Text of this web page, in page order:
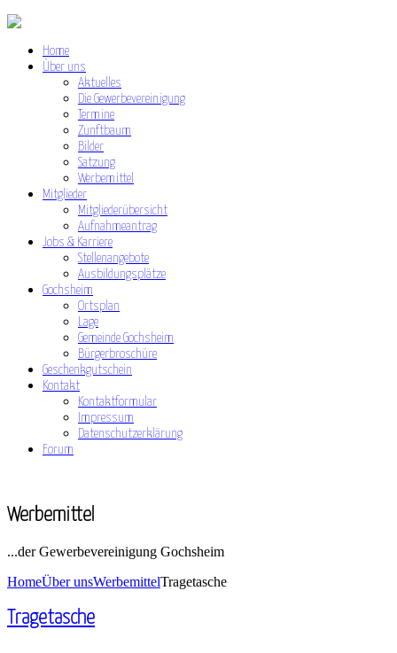
Home
Über uns
Aktuelles
Die Gewerbevereinigung
Termine
Zunftbaum
Bilder
Satzung
Werbemittel
Mitglieder
Mitgliederübersicht
Aufnahmeantrag
Jobs & Karriere
Stellenangebote
Ausbildungsplätze
Gochsheim
Ortsplan
Lage
Gemeinde Gochsheim
Bürgerbroschüre
Geschenkgutschein
Kontakt
Kontaktformular
Impressum
Datenschutzerklärung
Forum
Werbemittel
...der Gewerbevereinigung Gochsheim
HomeÜber unsWerbemittelTragetasche
Tragetasche